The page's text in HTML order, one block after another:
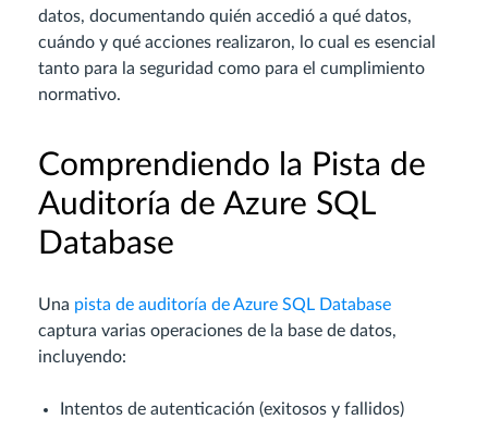
datos, documentando quién accedió a qué datos,
cuándo y qué acciones realizaron, lo cual es esencial
tanto para la seguridad como para el cumplimiento
normativo.
Comprendiendo la Pista de
Auditoría de Azure SQL
Database
Una pista de auditoría de Azure SQL Database
captura varias operaciones de la base de datos,
incluyendo:
Intentos de autenticación (exitosos y fallidos)